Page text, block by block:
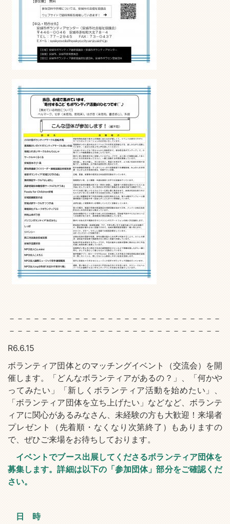
－－－－－－－－－－－－－－－－－－－－－－－－－－
－－－－－－－－－－－－－－－－－－－－－－－－－－
R6.6.15
ボランティア団体とのマッチングイベント（交流会）を開
催します。「どんなボランティアがあるの？」、「何かや
ってみたい」「新しくボランティア活動を始めたい」、
「ボランティア団体を立ち上げたい」などなど、ボランテ
ィアに関心があるみなさん、未経験の方も大歓迎！来場者
プレゼント（先着順・なくなり次第終了）もありますの
で、ぜひご来場をお待ちしております。
イベントでブース出展してくださるボランティア団体を
募集します。詳細は以下の「参加団体」部分をご確認くだ
さい。
日 時